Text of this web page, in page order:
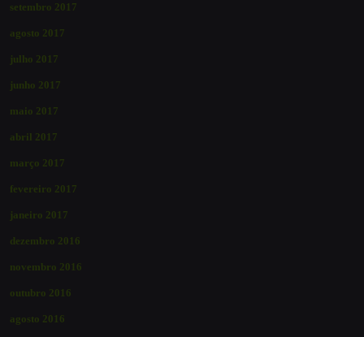
setembro 2017
agosto 2017
julho 2017
junho 2017
maio 2017
abril 2017
março 2017
fevereiro 2017
janeiro 2017
dezembro 2016
novembro 2016
outubro 2016
agosto 2016